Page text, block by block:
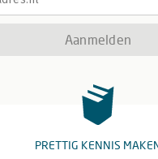
Aanmelden
PRETTIG KENNIS